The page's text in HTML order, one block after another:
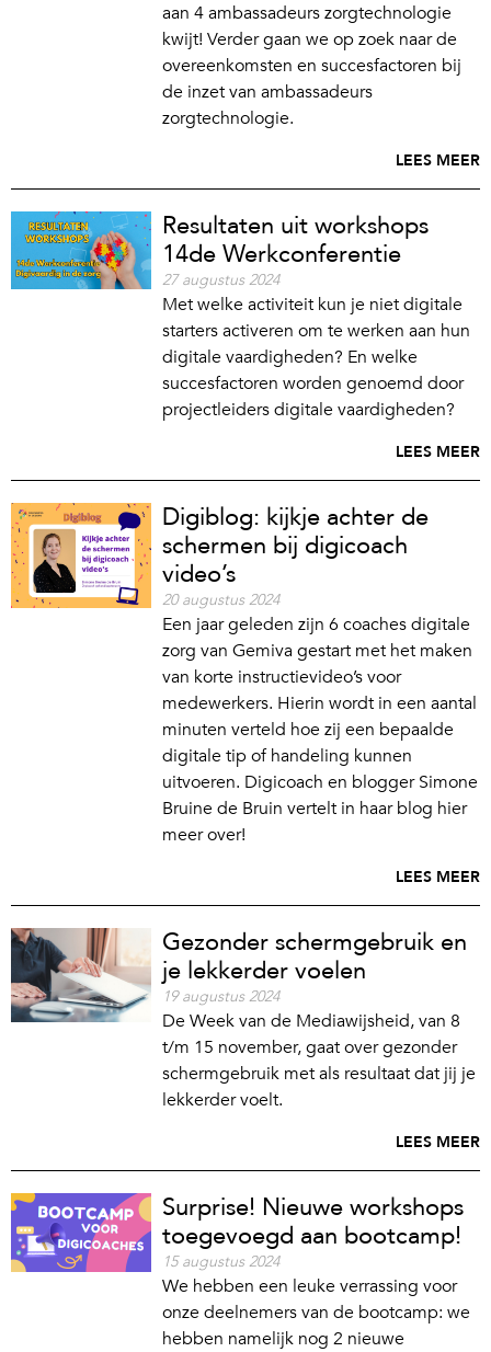
aan 4 ambassadeurs zorgtechnologie
kwijt! Verder gaan we op zoek naar de
overeenkomsten en succesfactoren bij
de inzet van ambassadeurs
zorgtechnologie.
LEES MEER
Resultaten uit workshops
14de Werkconferentie
27 augustus 2024
Met welke activiteit kun je niet digitale
starters activeren om te werken aan hun
digitale vaardigheden? En welke
succesfactoren worden genoemd door
projectleiders digitale vaardigheden?
LEES MEER
Digiblog: kijkje achter de
schermen bij digicoach
video’s
20 augustus 2024
Een jaar geleden zijn 6 coaches digitale
zorg van Gemiva gestart met het maken
van korte instructievideo’s voor
medewerkers. Hierin wordt in een aantal
minuten verteld hoe zij een bepaalde
digitale tip of handeling kunnen
uitvoeren. Digicoach en blogger Simone
Bruine de Bruin vertelt in haar blog hier
meer over!
LEES MEER
Gezonder schermgebruik en
je lekkerder voelen
19 augustus 2024
De Week van de Mediawijsheid, van 8
t/m 15 november, gaat over gezonder
schermgebruik met als resultaat dat jij je
lekkerder voelt.
LEES MEER
Surprise! Nieuwe workshops
toegevoegd aan bootcamp!
15 augustus 2024
We hebben een leuke verrassing voor
onze deelnemers van de bootcamp: we
hebben namelijk nog 2 nieuwe